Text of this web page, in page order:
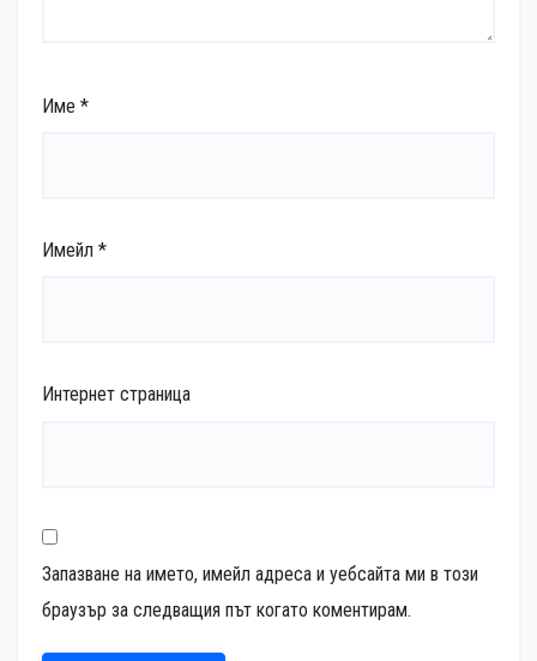
Име *
Имейл *
Интернет страница
Запазване на името, имейл адреса и уебсайта ми в този
браузър за следващия път когато коментирам.